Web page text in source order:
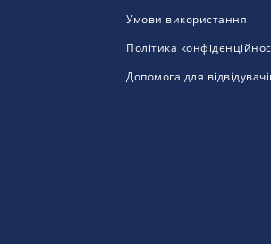
Умови використання
Політика
Допомога для